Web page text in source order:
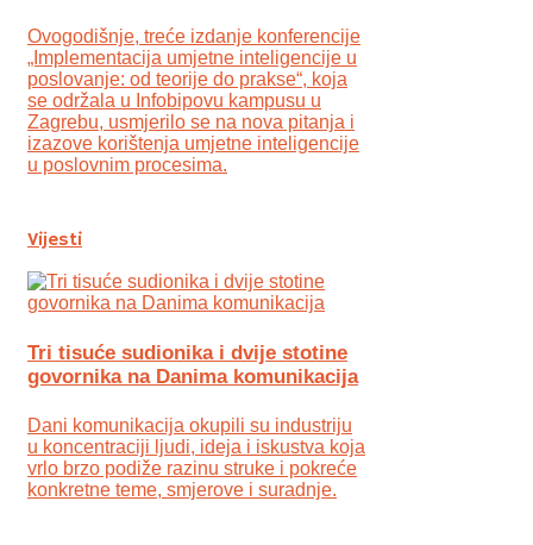
Ovogodišnje, treće izdanje konferencije
„Implementacija umjetne inteligencije u
poslovanje: od teorije do prakse“, koja
se održala u Infobipovu kampusu u
Zagrebu, usmjerilo se na nova pitanja i
izazove korištenja umjetne inteligencije
u poslovnim procesima.
Vijesti
Tri tisuće sudionika i dvije stotine
govornika na Danima komunikacija
Dani komunikacija okupili su industriju
u koncentraciji ljudi, ideja i iskustva koja
vrlo brzo podiže razinu struke i pokreće
konkretne teme, smjerove i suradnje.